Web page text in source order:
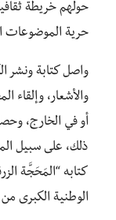
حولهم خريطة
حرية الموضوعات
واصل كتابة ونشر
والأشعار، وإلقاء
أو في الخارج،
ذلك، على سبيل
الوطنية الكبرى من